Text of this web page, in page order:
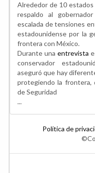
Alrededor de 10
respaldo al
escalada de tensiones
estadounidense por la
frontera con México.
Durante unaentrevista
conservador
aseguró que hay
protegiendo la frontera,
de Seguridad
...
Política de